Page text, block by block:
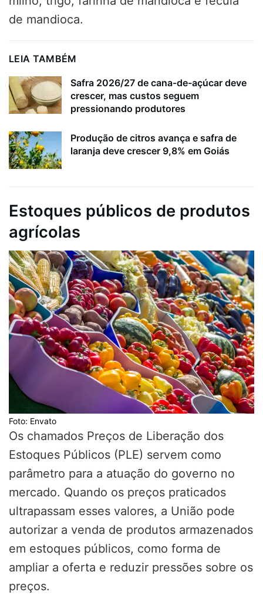
de mandioca.
LEIA TAMBÉM
Safra 2026/27 de cana-de-açúcar deve
crescer, mas custos seguem
pressionando produtores
Produção de citros avança e safra de
laranja deve crescer 9,8% em Goiás
Estoques públicos de produtos
agrícolas
Foto: Envato
Os chamados Preços de Liberação dos
Estoques Públicos (PLE) servem como
parâmetro para a atuação do governo no
mercado. Quando os preços praticados
ultrapassam esses valores, a União pode
autorizar a venda de produtos armazenados
em estoques públicos, como forma de
ampliar a oferta e reduzir pressões sobre os
preços.